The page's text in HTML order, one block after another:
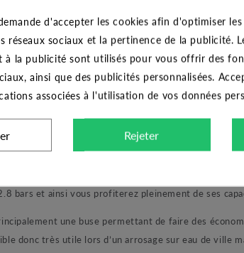
La série Mp Rotator sont des buses
rotatives ont recours à des jets multiples et multi-
d’eau, le sol absorbe mieux l’eau ce
pour un fonctionnement optimal la MP Rotator
que soit le débit et la portée, cet atout permet
afin de proposer un large choix pour concevoir
MP3500. Dans ces mêmes classes de portée est
sont codifiées par couleurs afin de simplifier leurs
de 5.2 mètres à 2 bars de pression pour un débit
bars et ainsi vous profiterez pleinement de ses
une buse permettant de faire des
donc très utile lors d’un arrosage sur eau de ville
d'accepter les cookies afin d'optimiser
réseaux sociaux et la pertinence de la publicité.
à la publicité sont utilisés pour vous offrir des
ainsi que des publicités personnalisées.
associées à l'utilisation de vos données
Rejeter